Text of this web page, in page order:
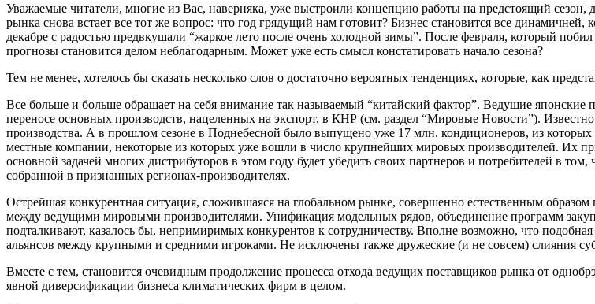
Уважаемые читатели, многие из Вас, наверняка, уже выстроили концепцию работы на предстоящий
рынка снова встает все тот же вопрос: что год грядущий нам готовит? Бизнес становится все
декабре с радостью предвкушали “жаркое лето после очень холодной зимы”. После февраля, который
прогнозы становится делом неблагодарным. Может уже есть смысл констатировать начало сезона?
Тем не менее, хотелось бы сказать несколько слов о достаточно вероятных тенденциях, которые, как
Все больше и больше обращает на себя внимание так называемый “китайский фактор”. Ведущие
переносе основных производств, нацеленных на экспорт, в КНР (см. раздел “Мировые Новости”).
производства. А в прошлом сезоне в Поднебесной было выпущено уже 17 млн. кондиционеров, из
местные компании, некоторые из которых уже вошли в число крупнейших мировых производителей. Их
основной задачей многих дистрибуторов в этом году будет убедить своих партнеров и потребителей в
собранной в признанных регионах-производителях.
Острейшая конкурентная ситуация, сложившаяся на глобальном рынке, совершенно естественным
между ведущими мировыми производителями. Унификация модельных рядов, объединение программ
подталкивают, казалось бы, непримиримых конкурентов к сотрудничеству. Вполне возможно, что
альянсов между крупными и средними игроками. Не исключены также дружеские (и не совсем) слияния
Вместе с тем, становится очевидным продолжение процесса отхода ведущих поставщиков рынка от
явной диверсификации бизнеса климатических фирм в целом.